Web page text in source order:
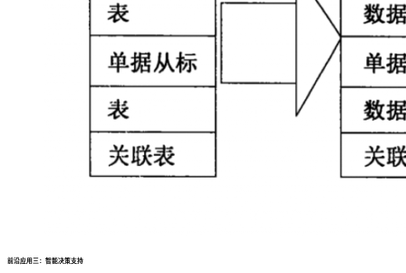
前沿应用三：智能决策支持